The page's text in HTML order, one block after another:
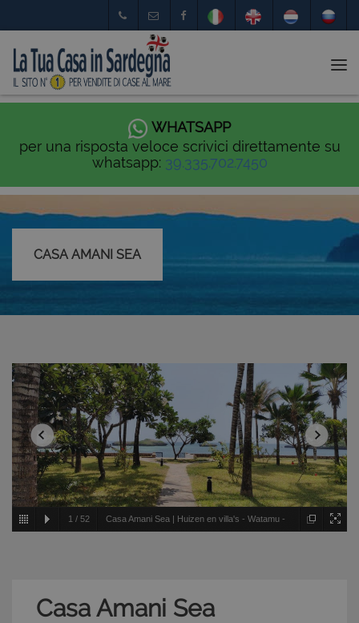
WHATSAPP
per una risposta veloce scrivici direttamente su
whatsapp: 39.335.702.7450
CASA AMANI SEA
1 / 52 Casa Amani Sea | Huizen en villa's - Watamu -
Casa Amani Sea